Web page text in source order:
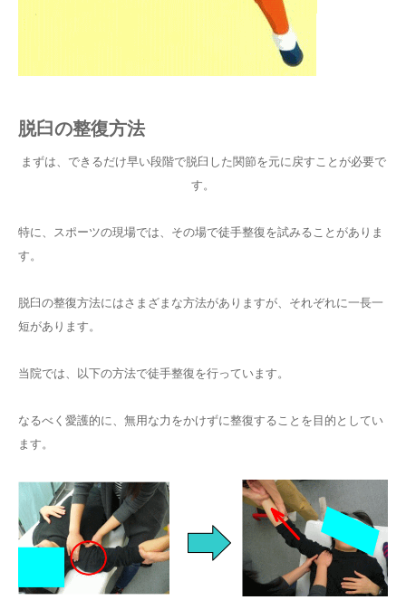
脱臼の整復方法
まずは、できるだけ早い段階で脱臼した関節を元に戻すことが必要で
す。
特に、スポーツの現場では、その場で徒手整復を試みることがありま
す。
脱臼の整復方法にはさまざまな方法がありますが、それぞれに一長一
短があります。
当院では、以下の方法で徒手整復を行っています。
なるべく愛護的に、無用な力をかけずに整復することを目的としてい
ます。